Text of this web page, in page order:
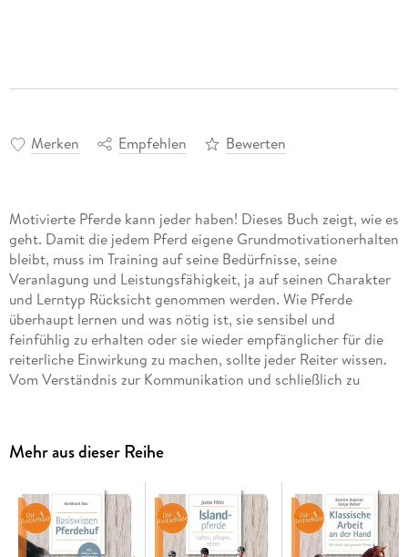
Merken Empfehlen Bewerten
Motivierte Pferde kann jeder haben! Dieses Buch zeigt, wie es
geht. Damit die jedem Pferd eigene Grundmotivationerhalten
bleibt, muss im Training auf seine Bedürfnisse, seine
Veranlagung und Leistungsfähigkeit, ja auf seinen Charakter
und Lerntyp Rücksicht genommen werden. Wie Pferde
überhaupt lernen und was nötig ist, sie sensibel und
feinfühlig zu erhalten oder sie wieder empfänglicher für die
reiterliche Einwirkung zu machen, sollte jeder Reiter wissen.
Vom Verständnis zur Kommunikation und schließlich zu
und freudigen Zusammenarbeit beitragen.
Mehr aus dieser Reihe